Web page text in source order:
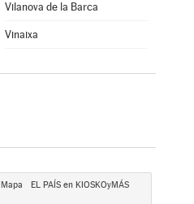
Vilanova de la Barca
Vinaixa
Mapa
EL PAÍS en KIOSKOyMÁS